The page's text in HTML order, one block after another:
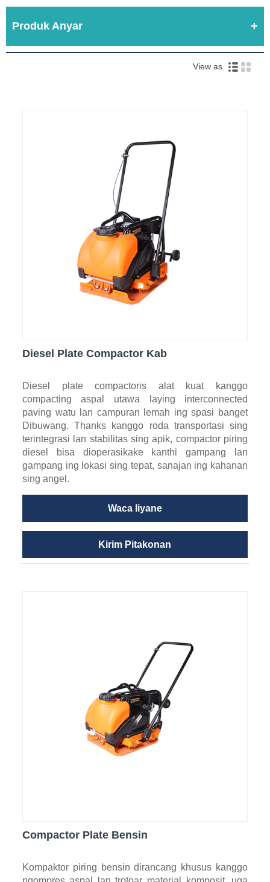
Produk Anyar
View as
Diesel Plate Compactor Kab
Diesel plate compactoris alat kuat kanggo
compacting aspal utawa laying interconnected
paving watu lan campuran lemah ing spasi banget
Dibuwang. Thanks kanggo roda transportasi sing
terintegrasi lan stabilitas sing apik, compactor piring
diesel bisa dioperasikake kanthi gampang lan
gampang ing lokasi sing tepat, sanajan ing kahanan
sing angel.
Waca liyane
Kirim Pitakonan
Compactor Plate Bensin
Kompaktor piring bensin dirancang khusus kanggo